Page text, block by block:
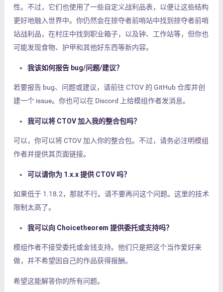
性。不过，它们也使用了一些自定义战利品表，以便让这些结构
更好地融入世界中。你仍然会在掠夺者前哨站中找到掠夺者前哨
站战利品，在村庄中找到职业箱子，以及钟、工作站等，但你也
可能发现食物、护甲和其他好东西等新内容。
我该如何报告 bug/问题/建议？
若要报告 bug、问题或建议，请前往 CTOV 的 GitHub 仓库并创
建一个 issue。你也可以在 Discord 上给模组作者发消息。
我可以将 CTOV 加入我的整合包吗？
可以，你可以将 CTOV 加入你的整合包。不过，请务必注明模组
作者并提供其页面链接。
可以请你为 1.x.x 提供 CTOV 吗？
如果低于 1.18.2，那就不行。请不要再问这个问题。这里的技术
限制太高了。
我可以向 Choicetheorem 提供委托或支持吗？
模组作者不接受委托或金钱支持。他们只是把这个当作爱好来
做，并不希望因自己的作品获得报酬。
希望这能解答你的所有问题。